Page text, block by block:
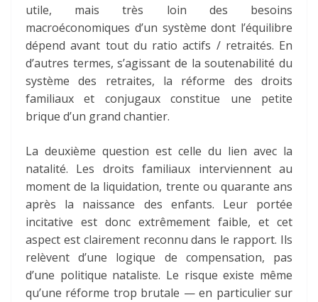
utile, mais très loin des besoins
macroéconomiques d’un système dont l’équilibre
dépend avant tout du ratio actifs / retraités. En
d’autres termes, s’agissant de la soutenabilité du
système des retraites, la réforme des droits
familiaux et conjugaux constitue une petite
brique d’un grand chantier.
La deuxième question est celle du lien avec la
natalité. Les droits familiaux interviennent au
moment de la liquidation, trente ou quarante ans
après la naissance des enfants. Leur portée
incitative est donc extrêmement faible, et cet
aspect est clairement reconnu dans le rapport. Ils
relèvent d’une logique de compensation, pas
d’une politique nataliste. Le risque existe même
qu’une réforme trop brutale — en particulier sur